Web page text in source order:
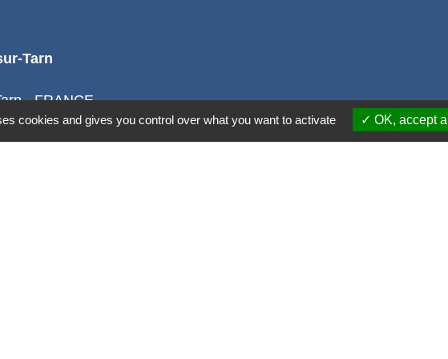
Tarn
- FRANCE
tarn.fr
cookies and gives you control over what you want to activate OK, accept all